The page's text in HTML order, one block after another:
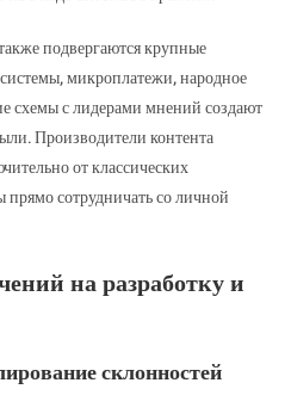
подвергаются крупные
микроплатежи, народное
схемы с лидерами мнений создают
Производители контента
от классических
прямо сотрудничать со личной
на разработку и
склонностей